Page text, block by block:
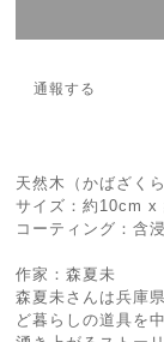
通報する
天然木（かばざくら
サイズ：約10cm
コーティング：含
作家：森夏未
森夏未さんは兵庫
ど暮らしの道具を